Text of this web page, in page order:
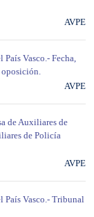
AVPE
Vasco.- Fecha,
AVPE
de Auxiliares de
de Policía
AVPE
País Vasco.- Tribunal